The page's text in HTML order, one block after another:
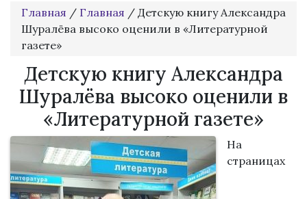
Главная / Главная / Детскую книгу Александра
Шуралёва высоко оценили в «Литературной
газете»
Детскую книгу Александра
Шуралёва высоко оценили в
«Литературной газете»
На
страницах